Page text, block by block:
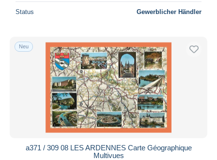
Status Gewerblicher Händler
Neu
a371 / 309 08 LES ARDENNES Carte Géographique
Multivues